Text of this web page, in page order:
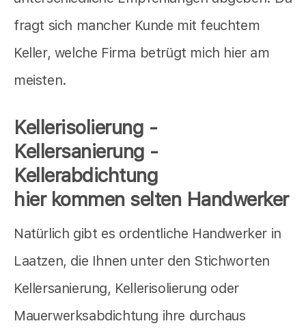
fragt sich mancher Kunde mit feuchtem
Keller, welche Firma betrügt mich hier am
meisten.
Kellerisolierung -
Kellersanierung -
Kellerabdichtung
hier kommen selten Handwerker
Natürlich gibt es ordentliche Handwerker in
Laatzen, die Ihnen unter den Stichworten
Kellersanierung, Kellerisolierung oder
Mauerwerksabdichtung ihre durchaus